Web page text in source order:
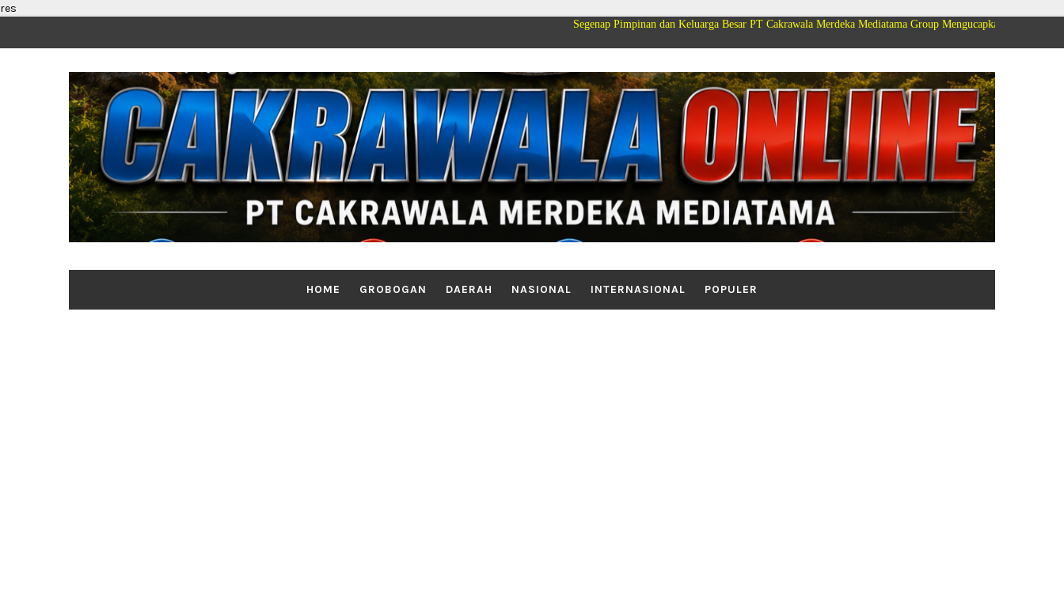
res
Segenap Pimpinan dan Keluarga Besar PT Cakrawala Merdeka Mediatama Group Mengucapkan Selamat Dirgahayu
HOME GROBOGAN DAERAH NASIONAL INTERNASIONAL POPULER